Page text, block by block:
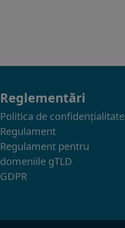
Reglementări
Politica de confidenţialitate
Regulament
Regulament pentru
domeniile gTLD
GDPR